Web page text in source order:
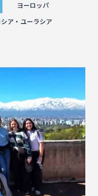
ヨーロッパ
ア・ユーラシア